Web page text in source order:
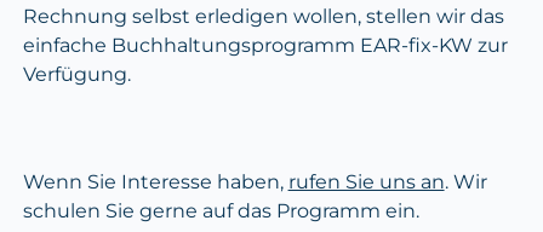
Rechnung selbst erledigen wollen, stellen wir das
einfache Buchhaltungsprogramm EAR-fix-KW zur
Verfügung.
Wenn Sie Interesse haben, rufen Sie uns an. Wir
schulen Sie gerne auf das Programm ein.